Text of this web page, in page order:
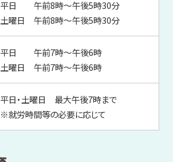
平日 午前8時～午後5時30分
土曜日 午前8時～午後5時30分
平日 午前7時～午後6時
土曜日 午前7時～午後6時
平日・土曜日 最大午後7時まで
※就労時間等の必要に応じて